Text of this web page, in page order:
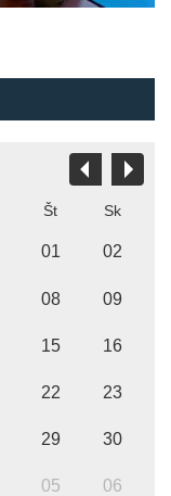
Št Sk
01 02
08 09
15 16
22 23
29 30
05 06